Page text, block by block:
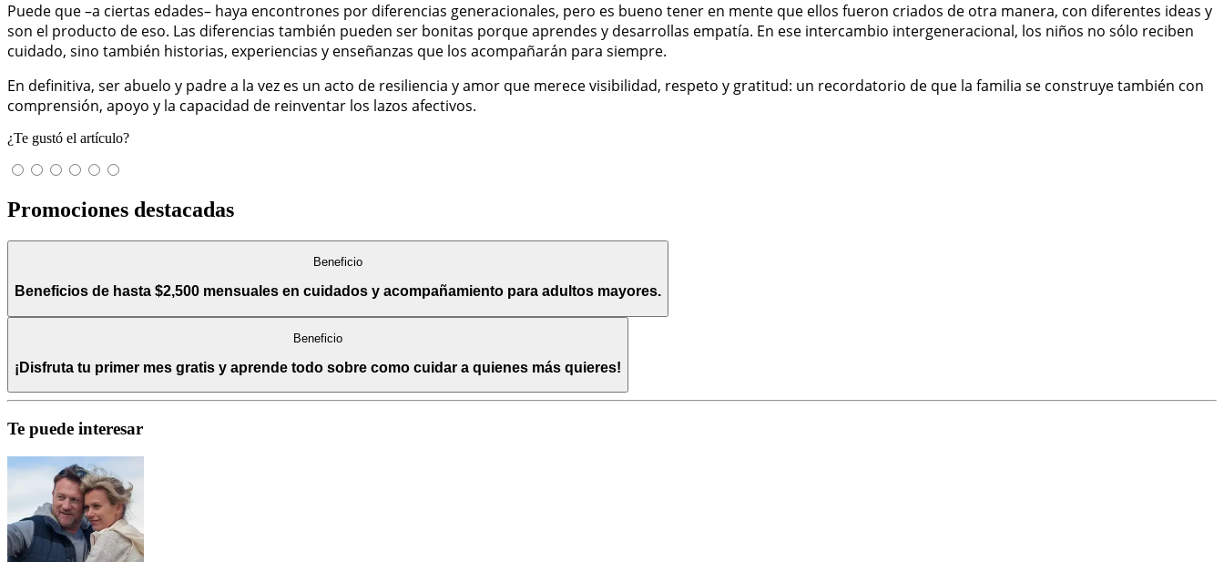
Puede que –a ciertas edades– haya encontrones por diferencias generacionales, pero es bueno tener en mente que ellos fueron criados de otra manera, con diferentes ideas y
son el producto de eso. Las diferencias también pueden ser bonitas porque aprendes y desarrollas empatía. En ese intercambio intergeneracional, los niños no sólo reciben
cuidado, sino también historias, experiencias y enseñanzas que los acompañarán para siempre.
En definitiva, ser abuelo y padre a la vez es un acto de resiliencia y amor que merece visibilidad, respeto y gratitud: un recordatorio de que la familia se construye también con
comprensión, apoyo y la capacidad de reinventar los lazos afectivos.
¿Te gustó el artículo?
Promociones destacadas
Beneficio
Beneficios de hasta $2,500 mensuales en cuidados y acompañamiento para adultos mayores.
Beneficio
¡Disfruta tu primer mes gratis y aprende todo sobre como cuidar a quienes más quieres!
Te puede interesar